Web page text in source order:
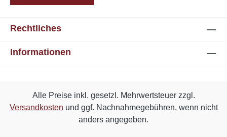
Rechtliches
Informationen
Alle Preise inkl. gesetzl. Mehrwertsteuer zzgl.
Versandkosten und ggf. Nachnahmegebühren, wenn nicht
anders angegeben.